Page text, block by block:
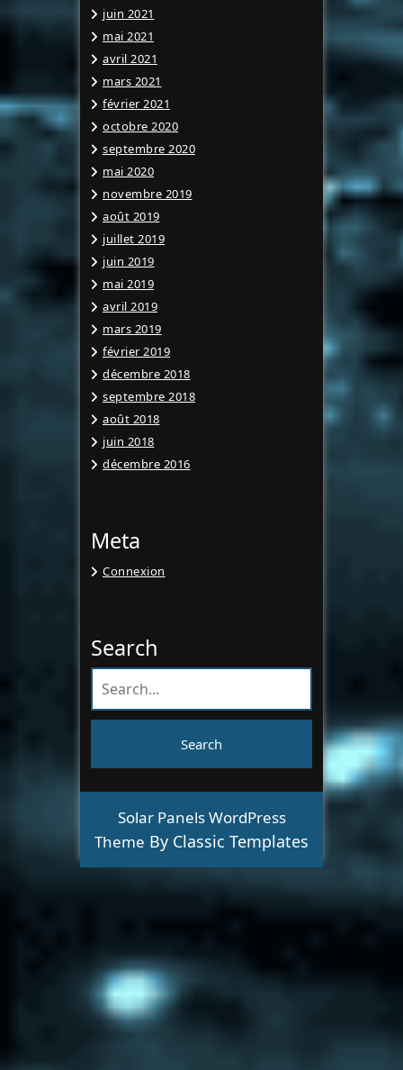
juin 2021
mai 2021
avril 2021
mars 2021
février 2021
octobre 2020
septembre 2020
mai 2020
novembre 2019
août 2019
juillet 2019
juin 2019
mai 2019
avril 2019
mars 2019
février 2019
décembre 2018
septembre 2018
août 2018
juin 2018
décembre 2016
Meta
Connexion
Search
Solar Panels WordPress
Theme By Classic Templates